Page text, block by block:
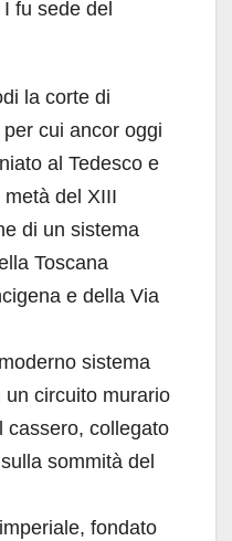
fu sede del
la corte di
cui ancor oggi
al Tedesco e
del XIII
di un sistema
Toscana
e della Via
sistema
circuito murario
cassero, collegato
sommità del
fondato